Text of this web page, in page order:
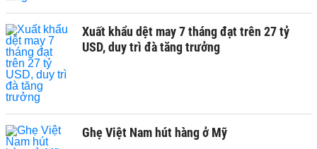
Xuất khẩu dệt may 7 tháng đạt trên 27 tỷ
USD, duy trì đà tăng trưởng
Ghẹ Việt Nam hút hàng ở Mỹ